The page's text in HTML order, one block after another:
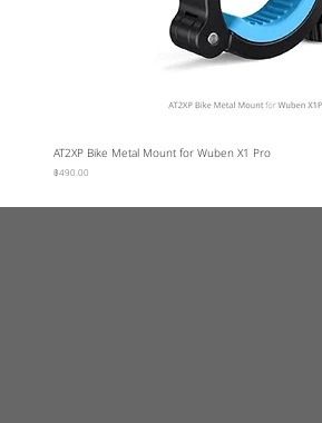
AT2XP Bike Metal Mount for Wuben X1 Pro
ราคา
฿490.00